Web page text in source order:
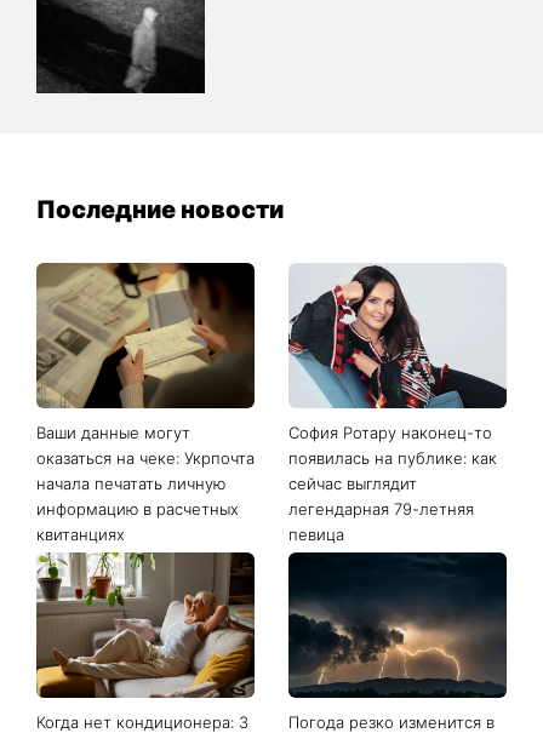
Последние новости
Ваши данные могут
оказаться на чеке: Укрпочта
начала печатать личную
информацию в расчетных
квитанциях
София Ротару наконец-то
появилась на публике: как
сейчас выглядит
легендарная 79-летняя
певица
Когда нет кондиционера: 3
Погода резко изменится в